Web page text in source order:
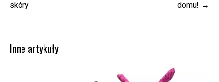
skóry
domu!
Inne artykuły